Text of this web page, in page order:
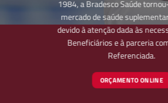
1984, a Bradesco Saúde
mercado de saúde
devido à atenção dada às
Beneficiários e à parceria
Referenciada.
ORÇAMENTO ONLINE